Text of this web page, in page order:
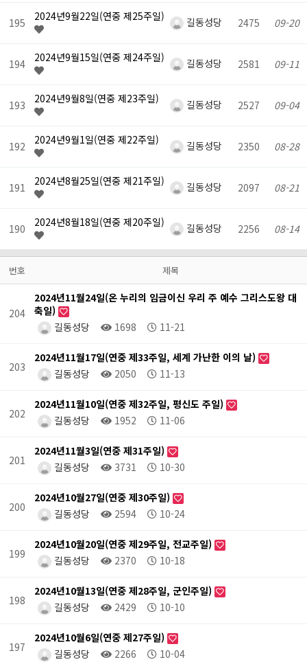
195 2024년9월22일(연중 제25주일) 길동성당 2475 09-20
194 2024년9월15일(연중 제24주일) 길동성당 2581 09-11
193 2024년9월8일(연중 제23주일) 길동성당 2527 09-04
192 2024년9월1일(연중 제22주일) 길동성당 2350 08-28
191 2024년8월25일(연중 제21주일) 길동성당 2097 08-21
190 2024년8월18일(연중 제20주일) 길동성당 2256 08-14
번호 제목
204
2024년11월24일(온 누리의 임금이신 우리 주 예수 그리스도왕 대
축일)
길동성당
1698 11-21
203
2024년11월17일(연중 제33주일, 세계 가난한 이의 날)
길동성당
2050 11-13
202
2024년11월10일(연중 제32주일, 평신도 주일)
길동성당
1952 11-06
201
2024년11월3일(연중 제31주일)
길동성당
3731 10-30
200
2024년10월27일(연중 제30주일)
길동성당
2594 10-24
199
2024년10월20일(연중 제29주일, 전교주일)
길동성당
2370 10-18
198
2024년10월13일(연중 제28주일, 군인주일)
길동성당
2429 10-10
197
2024년10월6일(연중 제27주일)
길동성당
2266 10-04